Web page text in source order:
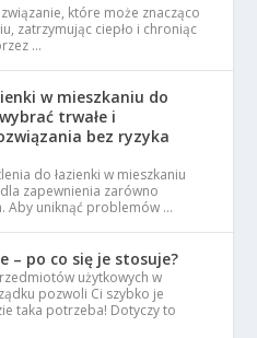
które może znacząco
zatrzymując ciepło i chroniąc
…
w mieszkaniu do
trwałe i
bez ryzyka
do łazienki w mieszkaniu
zapewnienia zarówno
Aby uniknąć problemów …
– po co się je stosuje?
użytkowych w
pozwoli Ci szybko je
taka potrzeba! Dotyczy to